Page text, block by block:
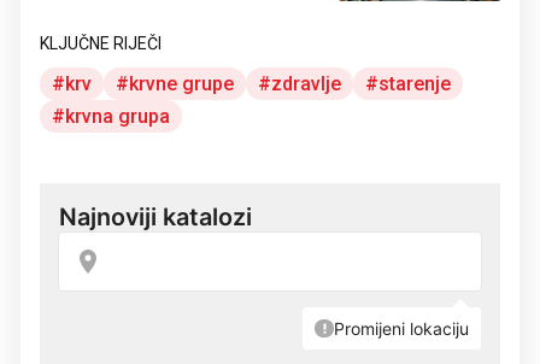
KLJUČNE RIJEČI
krv krvne grupe zdravlje
starenje
krvna grupa